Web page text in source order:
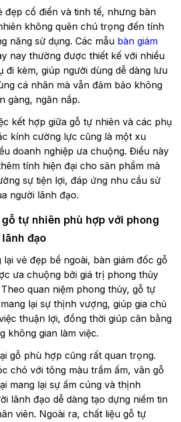
đẹp cổ điển và tinh tế, nhưng bàn
không quên chú trọng đến tính
năng sử dụng. Các mẫu bàn giám
nay thường được thiết kế với nhiều
đi kèm, giúp người dùng dễ dàng lưu
cá nhân mà vẫn đảm bảo không
gàng, ngăn nắp.
kết hợp giữa gỗ tự nhiên và các phụ
kính cường lực cũng là một xu
doanh nghiệp ưa chuộng. Điều này
tính hiện đại cho sản phẩm mà
sự tiện lợi, đáp ứng nhu cầu sử
người lãnh đạo.
tự nhiên phù hợp với phong
đạo
vẻ đẹp bề ngoài, bàn giám đốc gỗ
ưa chuộng bởi giá trị phong thủy
quan niệm phong thủy, gỗ tự
lại sự thịnh vượng, giúp gia chủ
thuận lợi, đồng thời giúp cân bằng
không gian làm việc.
gỗ phù hợp cũng rất quan trọng.
chó với tông màu trầm ấm, vân gỗ
mang lại sự ấm cúng và thịnh
lãnh đạo dễ dàng tạo dựng niềm tin
viên. Ngoài ra, chất liệu gỗ tự